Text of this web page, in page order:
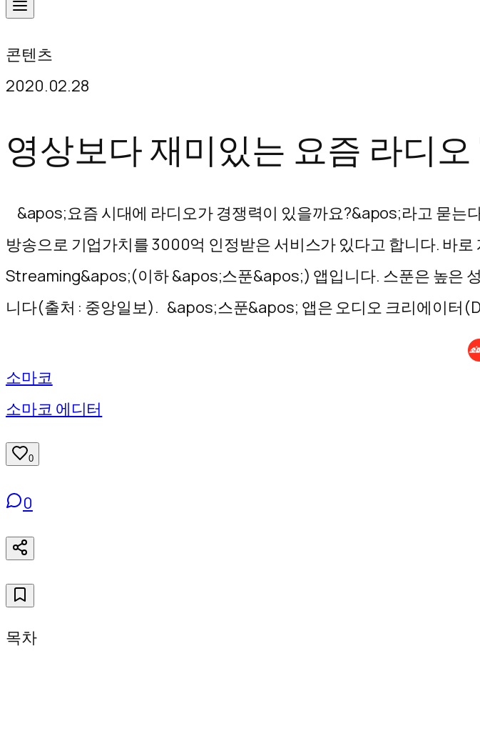
로
바
기
콘텐츠
2020.02.28
영상보다 재미있는 요즘 라디
&apos;요즘 시대에 라디오가 경쟁력이 있을까요?&apos;라고 묻는
방송으로 기업가치를 3000억 인정받은 서비스가 있다고 합니다. 바
Streaming&apos;(이하 &apos;스푼&apos;) 앱입니다. 스푼은 높은
니다(출처 : 중앙일보). &apos;스푼&apos; 앱은 오디오 크리에이터
소마코
소마코 에디터
0
0
목차